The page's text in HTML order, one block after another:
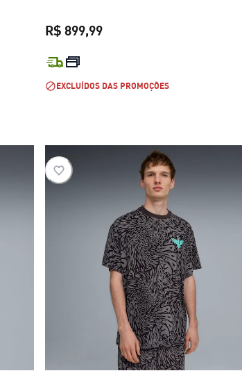
R$ 899,99
EXCLUÍDOS DAS PROMOÇÕES